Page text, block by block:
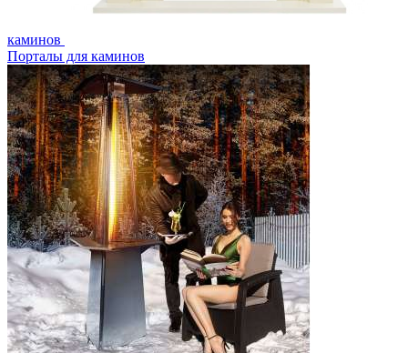
каминов
Порталы для каминов